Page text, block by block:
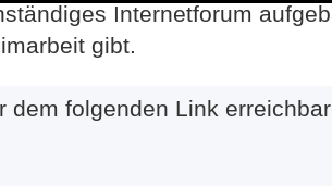
Internetforum
gibt.
dem folgenden Link